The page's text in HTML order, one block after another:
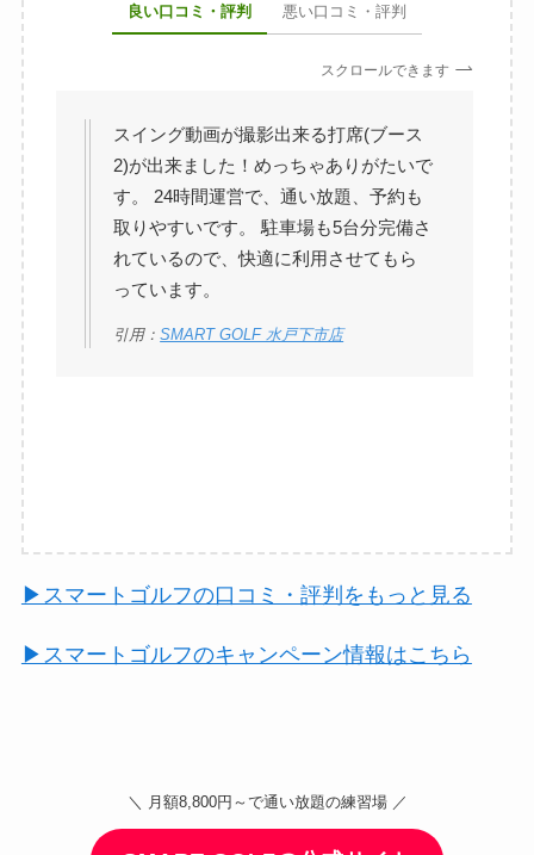
良い口コミ・評判 悪い口コミ・評判
スクロールできます
スイング動画が撮影出来る打席(ブース
2)が出来ました！めっちゃありがたいで
す。 24時間運営で、通い放題、予約も
取りやすいです。 駐車場も5台分完備さ
れているので、快適に利用させてもら
っています。
引用：SMART GOLF 水戸下市店
▶︎スマートゴルフの口コミ・評判をもっと見る
▶︎スマートゴルフのキャンペーン情報はこちら
＼ 月額8,800円～で通い放題の練習場 ／